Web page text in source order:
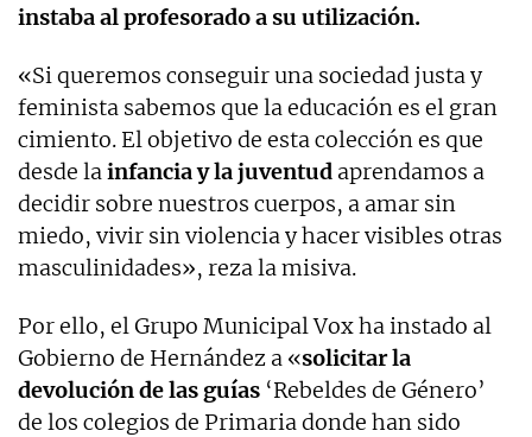
instaba al profesorado a su utilización.
«Si queremos conseguir una sociedad justa y
feminista sabemos que la educación es el gran
cimiento. El objetivo de esta colección es que
desde lainfancia y la juventud aprendamos a
decidir sobre nuestros cuerpos, a amar sin
miedo, vivir sin violencia y hacer visibles otras
masculinidades», reza la misiva.
Por ello, el Grupo Municipal Vox ha instado al
Gobierno de Hernández a «solicitar la
devolución de las guías ‘Rebeldes de Género’
de los colegios de Primaria donde han sido